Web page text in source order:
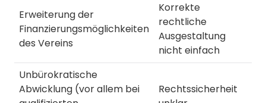
Erweiterung der
Finanzierungsmöglichkeiten
des Vereins
Korrekte
rechtliche
Ausgestaltung
nicht einfach
Unbürokratische
Abwicklung (vor allem bei
Rechtssicherheit